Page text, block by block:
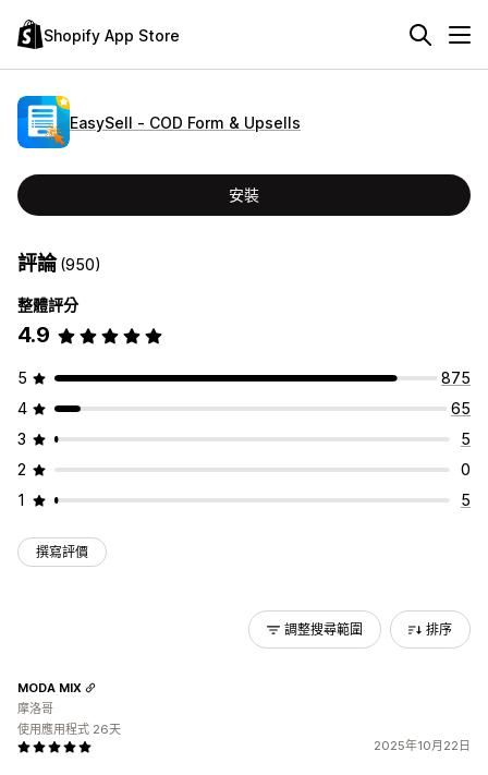
Shopify App Store
EasySell ‑ COD Form & Upsells
安裝
評論(950)
整體評分
4.9
5
875
4
65
3
5
2
0
1
5
撰寫評價
調整搜尋範圍 排序
2025年10月22日
MODA MIX
摩洛哥
使用應用程式 26天